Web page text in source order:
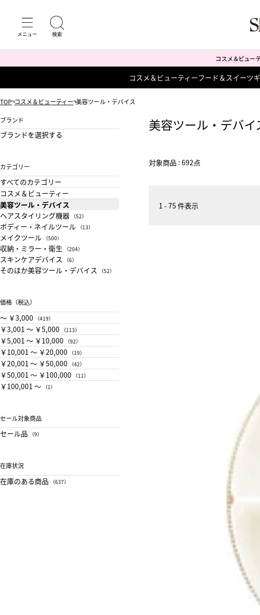
コスメ＆ビューティーフード＆スイーツ
TOP コスメ＆ビューティー 美容ツール・デバイス
美容ツール・デバイ
対象商品 : 692点
ブランド
ブランドを選択する
カテゴリー
すべてのカテゴリー
コスメ＆ビューティー
美容ツール・デバイス
ヘアスタイリング機器
（52）
ボディー・ネイルツール （13）
メイクツール （500）
収納・ミラー・衛生 （204）
スキンケアデバイス （6）
そのほか美容ツール・デバイス （52）
価格（税込）
〜 ￥3,000 （419）
￥3,001 〜 ￥5,000 （113）
￥5,001 〜 ￥10,000 （92）
￥10,001 〜 ￥20,000 （19）
￥20,001 〜 ￥50,000 （42）
￥50,001 〜 ￥100,000 （11）
￥100,001 〜 （1）
セール対象商品
セール品 （9）
在庫状況
在庫のある商品 （637）
1 - 75 件表示